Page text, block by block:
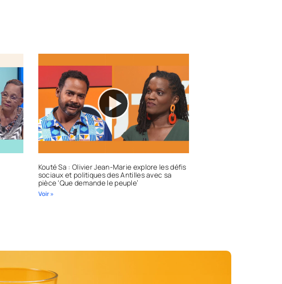
Kouté Sa : Olivier Jean-Marie explore les défis
sociaux et politiques des Antilles avec sa
pièce ‘Que demande le peuple’
Voir »